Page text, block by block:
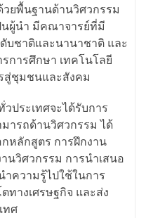
ยพื้นฐานด้านวิศวกรรม
นผู้นำ มีคณาจารย์ที่มี
บชาติและนานาชาติ และ
การศึกษา เทคโนโลยี
สู่ชุมชนและสังคม
ประเทศจะได้รับการ
ารถด้านวิศวกรรม ได้
หลักสูตร การฝึกงาน
นวิศวกรรม การนำเสนอ
ำความรู้ไปใช้ในการ
ทางเศรษฐกิจ และส่ง
ทศ